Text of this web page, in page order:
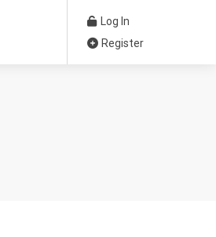
Log In
Register